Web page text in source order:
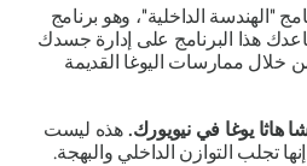
"الهندسة الداخلية"، وهو برنامج
هذا البرنامج على إدارة جسدك
ممارسات اليوغا القديمة
هاثا يوغا في نيويورك.هذه ليست
تجلب التوازن الداخلي والبهجة.